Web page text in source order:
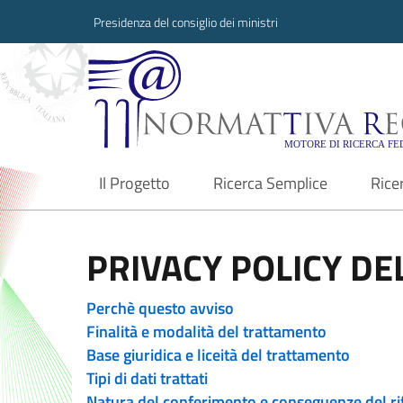
Presidenza del consiglio dei ministri
Normattiva
Il Progetto
current Ricerca Semplice
PRIVACY POLICY
Perchè questo avviso
Finalità e modalità del trattamento
Base giuridica e liceità del trattamento
Tipi di dati trattati